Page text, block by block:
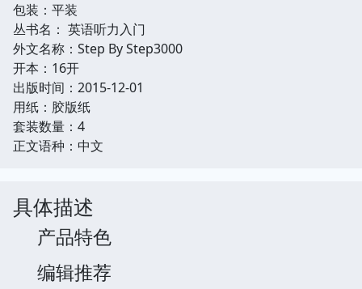
包装：平装
丛书名： 英语听力入门
外文名称：Step By Step3000
开本：16开
出版时间：2015-12-01
用纸：胶版纸
套装数量：4
正文语种：中文
具体描述
产品特色
编辑推荐